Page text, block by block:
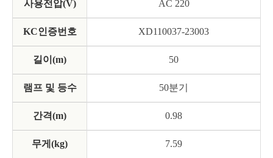
사용전압(V) AC 220
KC인증번호 XD110037-23003
길이(m) 50
램프 및 등수 50분기
간격(m) 0.98
무게(kg) 7.59